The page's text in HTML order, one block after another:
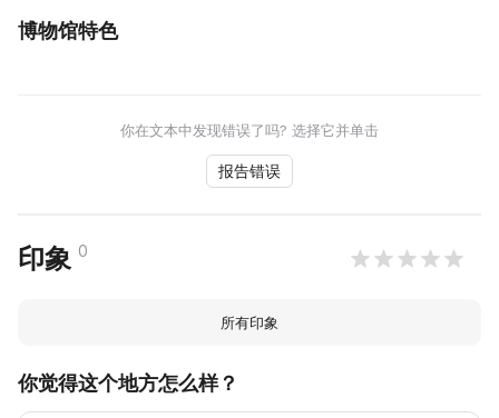
博物馆特色
你在文本中发现错误了吗? 选择它并单击
报告错误
印象 0
所有印象
你觉得这个地方怎么样？